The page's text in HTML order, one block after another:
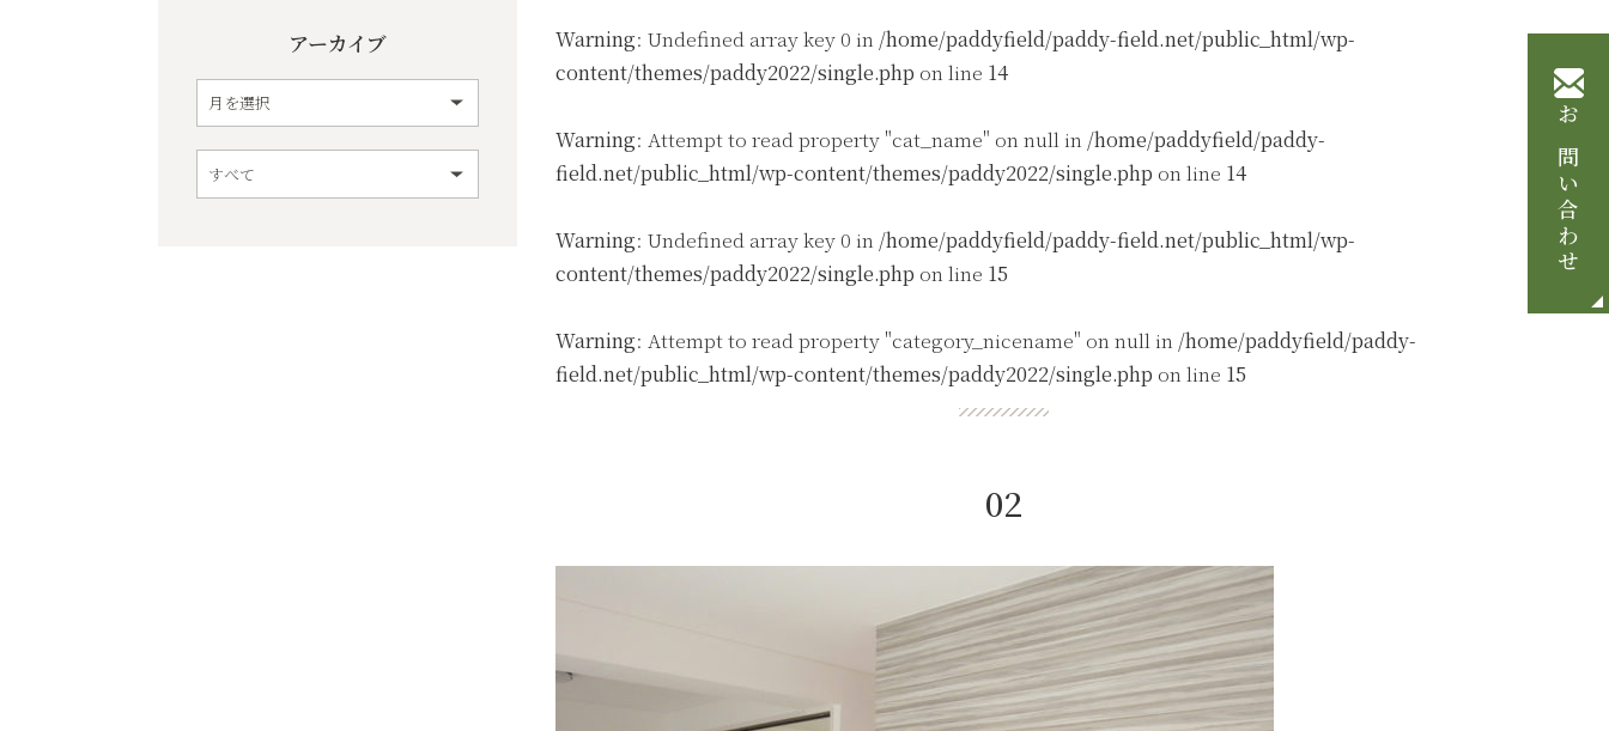
お問い合わせ
Warning: Undefined array key 0 in /home/paddyfield/paddy-field.net/public_html/wp-
content/themes/paddy2022/single.php on line 14
Warning: Attempt to read property "cat_name" on null in /home/paddyfield/paddy-
field.net/public_html/wp-content/themes/paddy2022/single.php on line 14
Warning: Undefined array key 0 in /home/paddyfield/paddy-field.net/public_html/wp-
content/themes/paddy2022/single.php on line 15
Warning: Attempt to read property "category_nicename" on null in /home/paddyfield/paddy-
field.net/public_html/wp-content/themes/paddy2022/single.php on line 15
02
アーカイブ